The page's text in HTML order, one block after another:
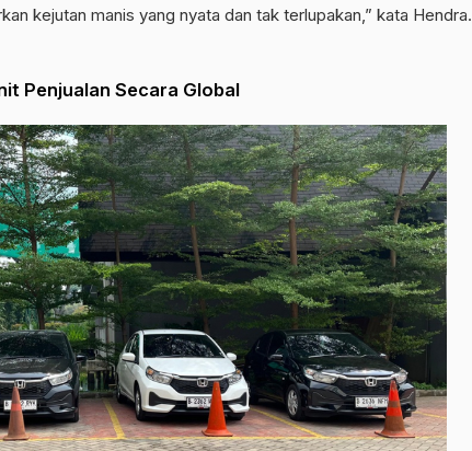
kejutan manis yang nyata dan tak terlupakan,” kata Hendra.
Penjualan Secara Global